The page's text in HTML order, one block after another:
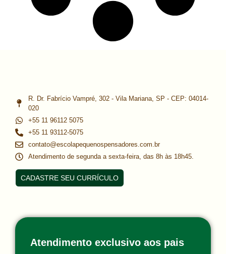
R. Dr. Fabrício Vampré, 302 - Vila Mariana, SP - CEP: 04014-
020
+55 11 96112 5075
+55 11 93112-5075
contato@escolapequenospensadores.com.br
Atendimento de segunda a sexta-feira, das 8h às 18h45.
CADASTRE SEU CURRÍCULO
Atendimento exclusivo aos pais